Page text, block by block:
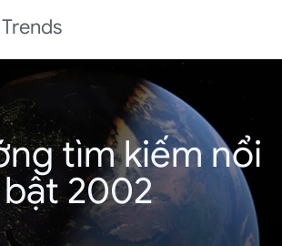
Trends
tìm kiếm nổi
bật 2002